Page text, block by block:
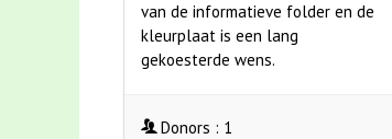
van de informatieve folder en de
kleurplaat is een lang
gekoesterde wens.
Donors : 1